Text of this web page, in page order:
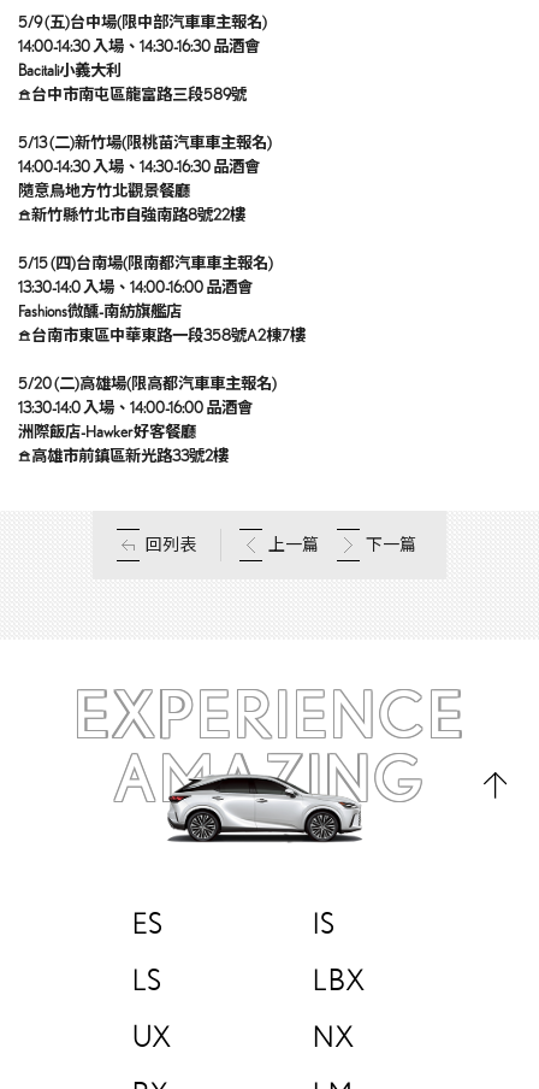
5/9 (五)台中場(限中部汽車車主報名)
14:00-14:30 入場、14:30-16:30 品酒會
Bacitali小義大利
𖠿台中市南屯區龍富路三段589號
5/13 (二)新竹場(限桃苗汽車車主報名)
14:00-14:30 入場、14:30-16:30 品酒會
隨意鳥地方竹北觀景餐廳
𖠿新竹縣竹北市自強南路8號22樓
5/15 (四)台南場(限南都汽車車主報名)
13:30-14:0 入場、14:00-16:00 品酒會
Fashions微醺-南紡旗艦店
𖠿台南市東區中華東路一段358號A2棟7樓
5/20 (二)高雄場(限高都汽車車主報名)
13:30-14:0 入場、14:00-16:00 品酒會
洲際飯店-Hawker 好客餐廳
𖠿高雄市前鎮區新光路33號2樓
回列表 上一篇 下一篇
EXPERIENCE
AMAZING
ES
IS
LS
LBX
UX
NX